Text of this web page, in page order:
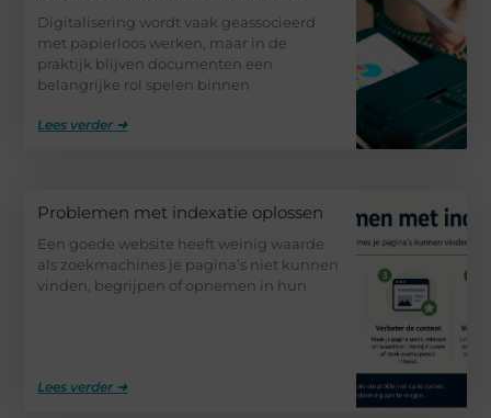
Digitalisering wordt vaak geassocieerd
met papierloos werken, maar in de
praktijk blijven documenten een
belangrijke rol spelen binnen
Lees verder ➜
Problemen met indexatie oplossen
Een goede website heeft weinig waarde
als zoekmachines je pagina’s niet kunnen
vinden, begrijpen of opnemen in hun
Lees verder ➜